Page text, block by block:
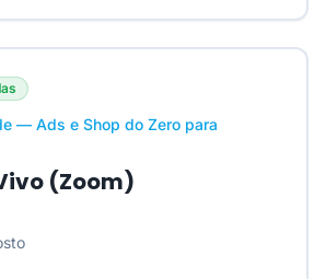
— Ads e Shop do Zero para
(Zoom)